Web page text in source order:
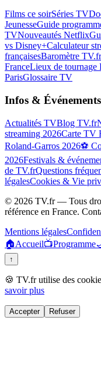
Films ce soirSéries TV
JeunesseGuide
TVNouveautés Netflix
vs Disney+Calculateur
françaisesBaromètre TV.fr
FranceLieux de tournage
ParisGlossaire TV
Infos & Événements
Actualités TVBlog TV.fr
streaming 2026Carte TV
Roland-Garros 2026⚽
2026Festivals &
de TV.frQuestions
légalesCookies & Vie
© 2026 TV.fr — Tous
référence en France.
Mentions légales
🏠Accueil📺Programme
↑
🍪 TV.fr utilise des
savoir plus
Accepter Refuser